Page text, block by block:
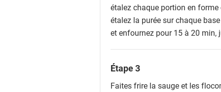
étalez chaque portion en
étalez la purée sur chaque
et enfournez pour 15 à 20 min,
Étape 3
Faites frire la sauge et les